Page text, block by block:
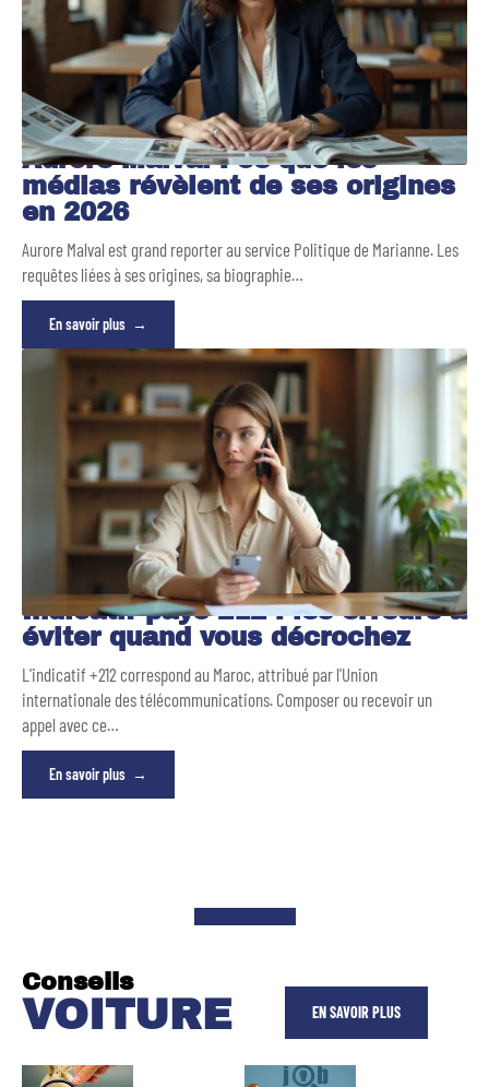
Aurore Malval : ce que les
médias révèlent de ses origines
en 2026
Aurore Malval est grand reporter au service Politique de Marianne. Les
requêtes liées à ses origines, sa biographie…
En savoir plus
Indicatif pays 212 : les erreurs à
éviter quand vous décrochez
L'indicatif +212 correspond au Maroc, attribué par l'Union
internationale des télécommunications. Composer ou recevoir un
appel avec ce…
En savoir plus
Conseils
VOITURE EN SAVOIR PLUS